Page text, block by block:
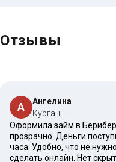
Отзывы
А
Ангелина
Курган
Оформила займ в
прозрачно. Деньги
часа. Удобно, что не
сделать онлайн. Нет